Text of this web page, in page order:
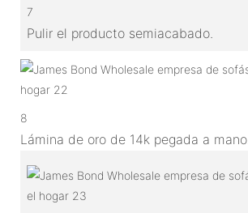
7
Pulir el producto semiacabado.
8
Lámina de oro de 14k pegada a mano.